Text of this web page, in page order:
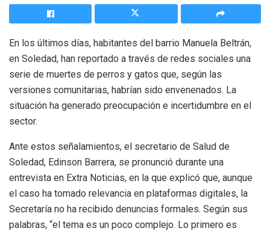
En los últimos días, habitantes del barrio Manuela Beltrán,
en Soledad, han reportado a través de redes sociales una
serie de muertes de perros y gatos que, según las
versiones comunitarias, habrían sido envenenados. La
situación ha generado preocupación e incertidumbre en el
sector.
Ante estos señalamientos, el secretario de Salud de
Soledad, Edinson Barrera, se pronunció durante una
entrevista en Extra Noticias, en la que explicó que, aunque
el caso ha tomado relevancia en plataformas digitales, la
Secretaría no ha recibido denuncias formales. Según sus
palabras, “el tema es un poco complejo. Lo primero es